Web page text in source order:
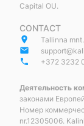
Capital OU.
CONTACT
place Tallinna
email
phone +372 3232
Деятельность
законами
Номер
nr.12305006.